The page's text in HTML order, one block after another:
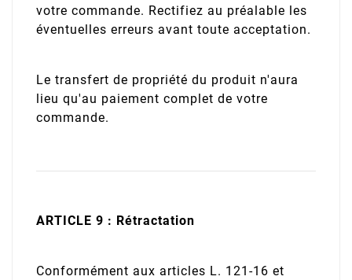
votre commande. Rectifiez au préalable les
éventuelles erreurs avant toute acceptation.
Le transfert de propriété du produit n'aura
lieu qu'au paiement complet de votre
commande.
ARTICLE 9 : Rétractation
Conformément aux articles L. 121-16 et